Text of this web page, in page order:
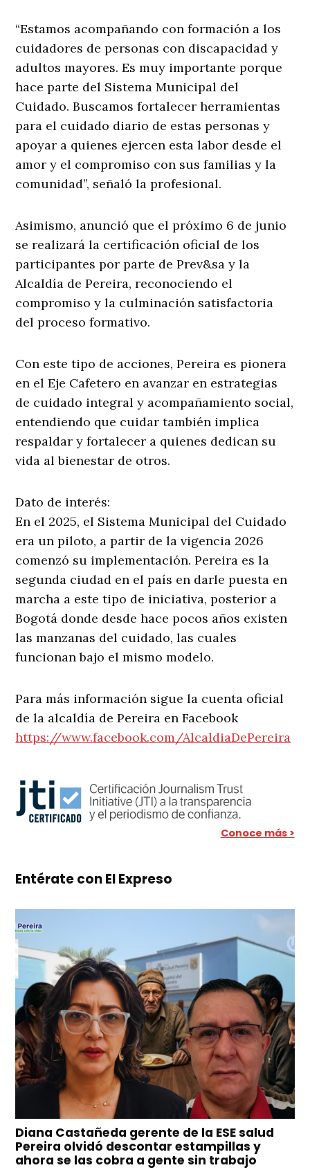
“Estamos acompañando con formación a los
cuidadores de personas con discapacidad y
adultos mayores. Es muy importante porque
hace parte del Sistema Municipal del
Cuidado. Buscamos fortalecer herramientas
para el cuidado diario de estas personas y
apoyar a quienes ejercen esta labor desde el
amor y el compromiso con sus familias y la
comunidad”, señaló la profesional.
Asimismo, anunció que el próximo 6 de junio
se realizará la certificación oficial de los
participantes por parte de Prev&sa y la
Alcaldía de Pereira, reconociendo el
compromiso y la culminación satisfactoria
del proceso formativo.
Con este tipo de acciones, Pereira es pionera
en el Eje Cafetero en avanzar en estrategias
de cuidado integral y acompañamiento social,
entendiendo que cuidar también implica
respaldar y fortalecer a quienes dedican su
vida al bienestar de otros.
Dato de interés:
En el 2025, el Sistema Municipal del Cuidado
era un piloto, a partir de la vigencia 2026
comenzó su implementación. Pereira es la
segunda ciudad en el país en darle puesta en
marcha a este tipo de iniciativa, posterior a
Bogotá donde desde hace pocos años existen
las manzanas del cuidado, las cuales
funcionan bajo el mismo modelo.
Para más información sigue la cuenta oficial
de la alcaldía de Pereira en Facebook
https://www.facebook.com/AlcaldiaDePereira
Conoce más >
Entérate con El Expreso
Diana Castañeda gerente de la ESE salud
Pereira olvidó descontar estampillas y
ahora se las cobra a gente sin trabajo